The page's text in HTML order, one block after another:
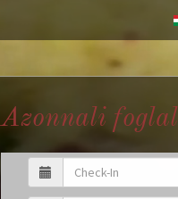
Azonnali